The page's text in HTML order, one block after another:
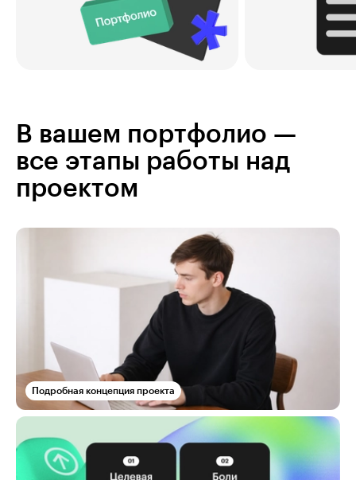
В вашем портфолио —
все этапы работы над
проектом
Подробная концепция проекта